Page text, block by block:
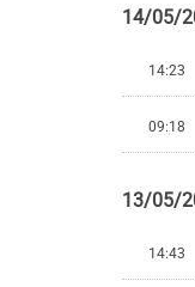
14/05/
14:23
09:18
13/05/
14:43